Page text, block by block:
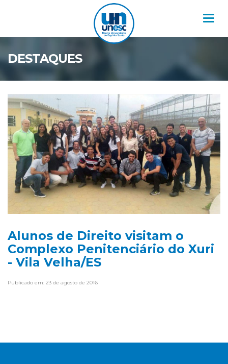
DESTAQUES
Alunos de Direito visitam o
Complexo Penitenciário do Xuri
- Vila Velha/ES
Publicado em: 23 de agosto de 2016